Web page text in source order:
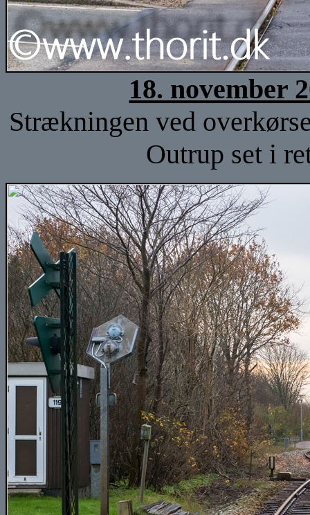
18. november
Strækningen ved
Outrup set i